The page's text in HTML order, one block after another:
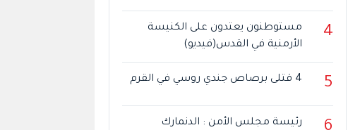
4
مستوطنون يعتدون على الكنيسة
الأرمنية في القدس(فيديو)
5 4 قتلى برصاص جندي روسي في القرم
رئيسة مجلس الأمن : الدنمارك